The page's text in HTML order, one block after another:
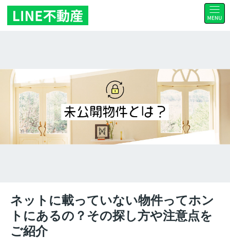
ネットに載っていない物件ってホン
トにあるの？その探し方や注意点を
ご紹介